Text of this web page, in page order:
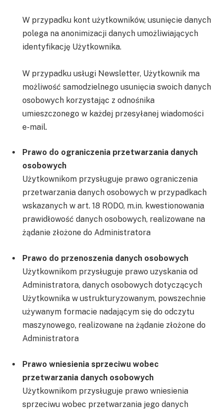
W przypadku kont użytkowników, usunięcie danych
polega na anonimizacji danych umożliwiających
identyfikację Użytkownika.
W przypadku usługi Newsletter, Użytkownik ma
możliwość samodzielnego usunięcia swoich danych
osobowych korzystając z odnośnika
umieszczonego w każdej przesyłanej wiadomości
e-mail.
Prawo do ograniczenia przetwarzania danych
osobowych
Użytkownikom przysługuje prawo ograniczenia
przetwarzania danych osobowych w przypadkach
wskazanych w art. 18 RODO, m.in. kwestionowania
prawidłowość danych osobowych, realizowane na
żądanie złożone do Administratora
Prawo do przenoszenia danych osobowych
Użytkownikom przysługuje prawo uzyskania od
Administratora, danych osobowych dotyczących
Użytkownika w ustrukturyzowanym, powszechnie
używanym formacie nadającym się do odczytu
maszynowego, realizowane na żądanie złożone do
Administratora
Prawo wniesienia sprzeciwu wobec
przetwarzania danych osobowych
Użytkownikom przysługuje prawo wniesienia
sprzeciwu wobec przetwarzania jego danych